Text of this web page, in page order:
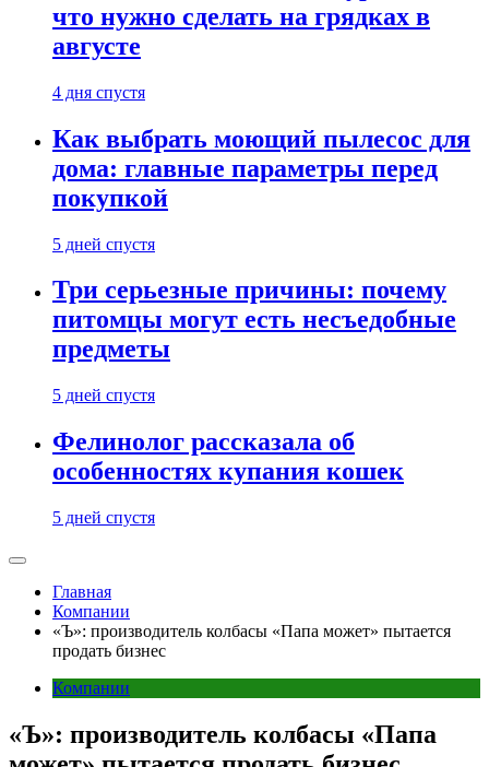
что нужно сделать на грядках в
августе
4 дня спустя
Как выбрать моющий пылесос для
дома: главные параметры перед
покупкой
5 дней спустя
Три серьезные причины: почему
питомцы могут есть несъедобные
предметы
5 дней спустя
Фелинолог рассказала об
особенностях купания кошек
5 дней спустя
Главная
Компании
«Ъ»: производитель колбасы «Папа может» пытается
продать бизнес
Компании
«Ъ»: производитель колбасы «Папа